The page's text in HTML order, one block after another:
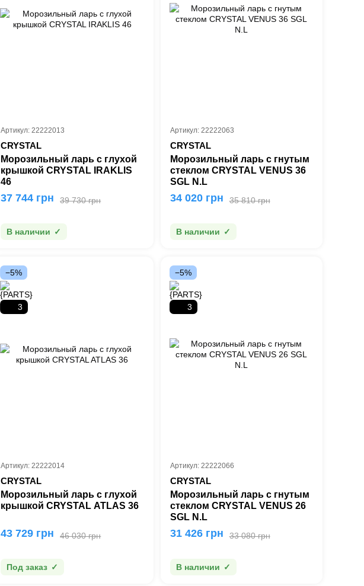
Артикул: 22222013
CRYSTAL
Морозильный ларь с глухой
крышкой CRYSTAL IRAKLIS
46
39 730 грн
37 744 грн
В наличии
Артикул: 22222063
CRYSTAL
Морозильный ларь с гнутым
стеклом CRYSTAL VENUS 36
SGL N.L
35 810 грн
34 020 грн
В наличии
−5%
3
Артикул: 22222014
CRYSTAL
Морозильный ларь с глухой
крышкой CRYSTAL ATLAS 36
46 030 грн
43 729 грн
Под заказ
−5%
3
Артикул: 22222066
CRYSTAL
Морозильный ларь с гнутым
стеклом CRYSTAL VENUS 26
SGL N.L
33 080 грн
31 426 грн
В наличии